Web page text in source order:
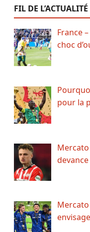
FIL DE
France
choc
pour la
Mercato
devance